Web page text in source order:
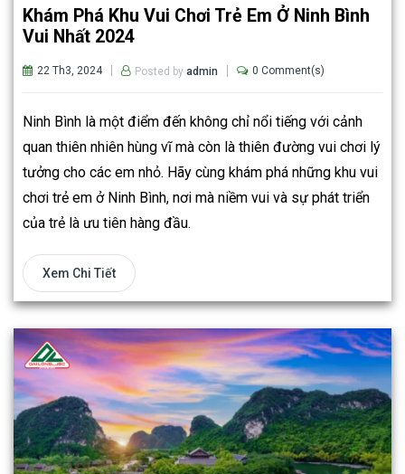
Khám Phá Khu Vui Chơi Trẻ Em Ở Ninh Bình
Vui Nhất 2024
22 Th3, 2024 Posted by admin 0 Comment(s)
Ninh Bình là một điểm đến không chỉ nổi tiếng với cảnh
quan thiên nhiên hùng vĩ mà còn là thiên đường vui chơi lý
tưởng cho các em nhỏ. Hãy cùng khám phá những khu vui
chơi trẻ em ở Ninh Bình, nơi mà niềm vui và sự phát triển
của trẻ là ưu tiên hàng đầu.
Xem Chi Tiết